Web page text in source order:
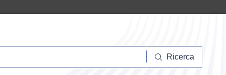
Ricerca